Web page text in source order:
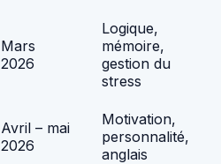
Mars
2026
Logique,
mémoire,
gestion du
stress
Avril – mai
2026
Motivation,
personnalité,
anglais